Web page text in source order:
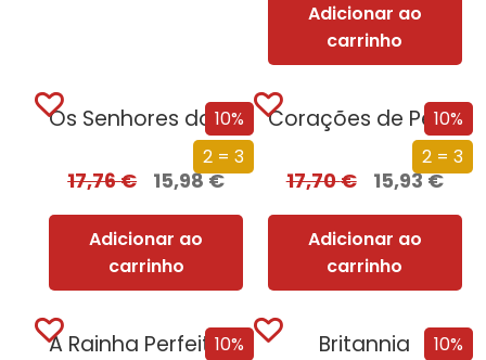
Adicionar ao
carrinho
10%
2 = 3
Os Senhores do Norte
17,76€ 15,98€
Adicionar ao
carrinho
10%
2 = 3
Corações de Pedra
17,70€ 15,93€
Adicionar ao
carrinho
10%
A Rainha Perfeitíssima
10%
Britannia